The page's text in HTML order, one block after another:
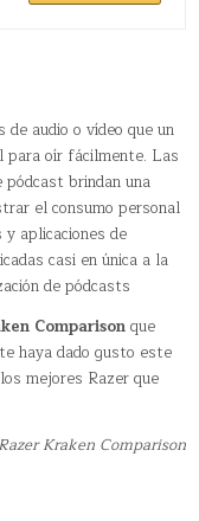
audio o vídeo que un
para oír fácilmente. Las
brindan una
el consumo personal
aplicaciones de
casi en única a la
de pódcasts
Comparisonque
haya dado gusto este
mejores Razer que
Kraken Comparison